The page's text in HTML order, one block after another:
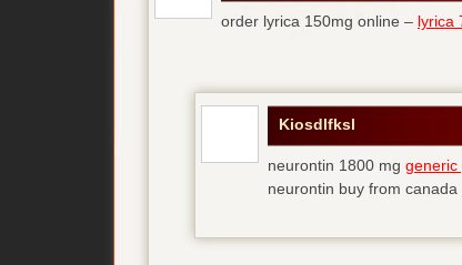
order lyrica 150mg online – lyrica
Kiosdlfksl
neurontin 1800 mg generic
neurontin buy from canada